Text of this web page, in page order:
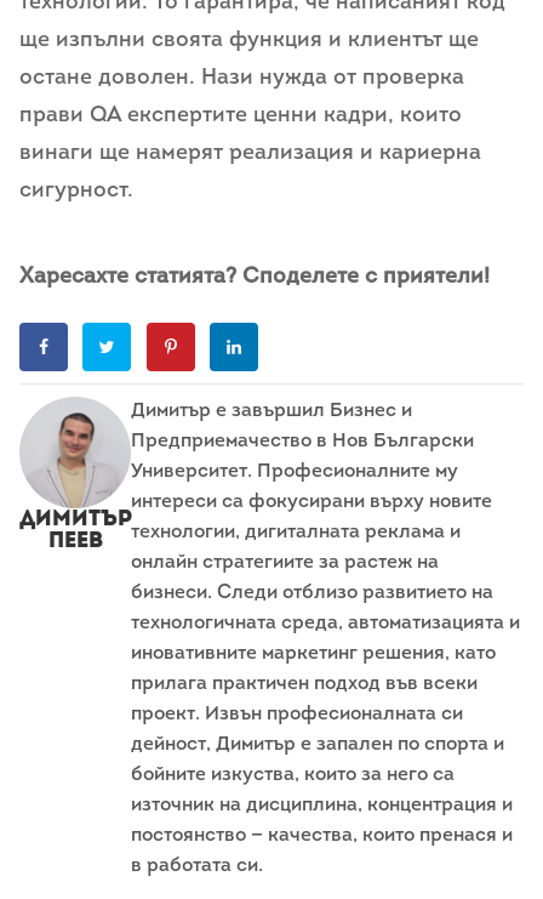
ще изпълни своята функция и клиентът ще
остане доволен. Нази нужда от проверка
прави QA експертите ценни кадри, които
винаги ще намерят реализация и кариерна
сигурност.
Харесахте статията? Споделете с приятели!
Димитър
Пеев
Димитър е завършил Бизнес и
Предприемачество в Нов Български
Университет. Професионалните му
интереси са фокусирани върху новите
технологии, дигиталната реклама и
онлайн стратегиите за растеж на
бизнеси. Следи отблизо развитието на
технологичната среда, автоматизацията и
иновативните маркетинг решения, като
прилага практичен подход във всеки
проект. Извън професионалната си
дейност, Димитър е запален по спорта и
бойните изкуства, които за него са
източник на дисциплина, концентрация и
постоянство — качества, които пренася и
в работата си.